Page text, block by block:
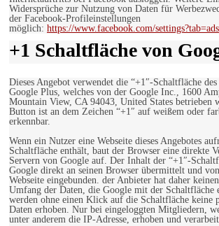
Widersprüche zur Nutzung von Daten für
der Facebook-Profileinstellungen
möglich: https://www.facebook.com/settings?tab=ads
+1 Schaltfläche von
Dieses Angebot verwendet die “+1″-Schaltfläche
Google Plus, welches von der Google Inc., 1600
Mountain View, CA 94043, United States betrieben
Button ist an dem Zeichen “+1″ auf weißem oder
erkennbar.
Wenn ein Nutzer eine Webseite dieses Angebotes
Schaltfläche enthält, baut der Browser eine direkte
Servern von Google auf. Der Inhalt der “+1″-
Google direkt an seinen Browser übermittelt und
Webseite eingebunden. der Anbieter hat daher
Umfang der Daten, die Google mit der Schaltfläche
werden ohne einen Klick auf die Schaltfläche keine
Daten erhoben. Nur bei eingeloggten Mitgliedern,
unter anderem die IP-Adresse, erhoben und